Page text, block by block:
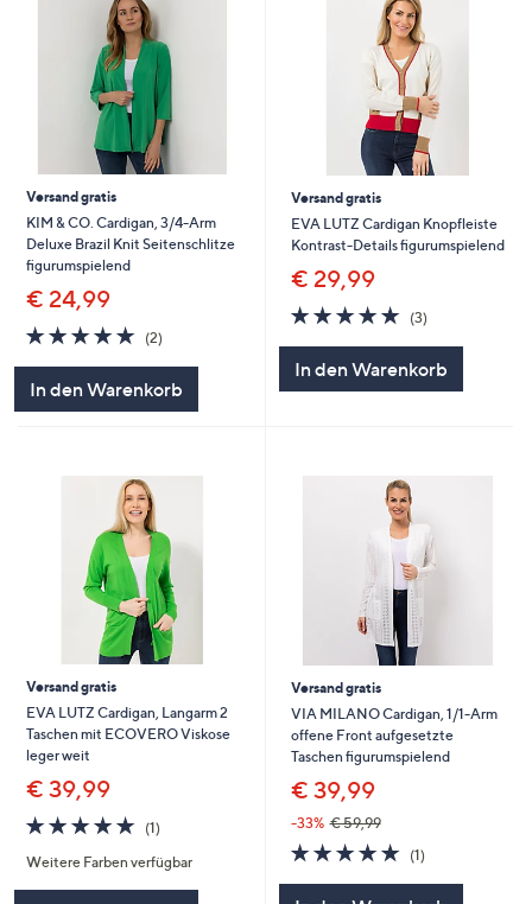
Versand gratis
KIM & CO. Cardigan, 3/4-Arm
Deluxe Brazil Knit Seitenschlitze
figurumspielend
€ 24,99
5.0
von
(2)
In den Warenkorb
Versand gratis
EVA LUTZ Cardigan Knopfleiste
Kontrast-Details figurumspielend
€ 29,99
5.0
von
5
(3)
In den Warenkorb
Versand gratis
EVA LUTZ Cardigan, Langarm 2
Taschen mit ECOVERO Viskose
leger weit
€ 39,99
5.0
von
5
(1)
Weitere Farben verfügbar
Versand gratis
VIA MILANO Cardigan, 1/1-Arm
offene Front aufgesetzte
Taschen figurumspielend
€ 39,99
-33% € 59,99
5.0
von
(1)